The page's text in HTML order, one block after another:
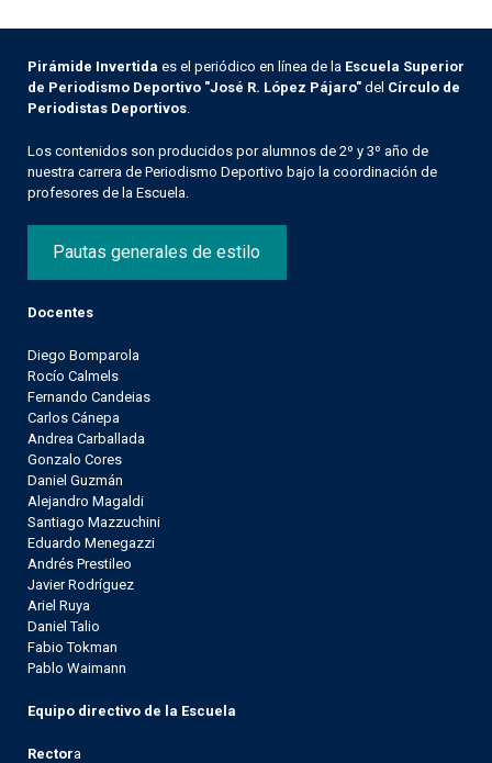
Pirámide Invertida es el periódico en línea de la Escuela Superior
de Periodismo Deportivo "José R. López Pájaro" del Círculo de
Periodistas Deportivos.
Los contenidos son producidos por alumnos de 2º y 3º año de
nuestra carrera de Periodismo Deportivo bajo la coordinación de
profesores de la Escuela.
Pautas generales de estilo
Docentes
Diego Bomparola
Rocío Calmels
Fernando Candeias
Carlos Cánepa
Andrea Carballada
Gonzalo Cores
Daniel Guzmán
Alejandro Magaldi
Santiago Mazzuchini
Eduardo Menegazzi
Andrés Prestileo
Javier Rodríguez
Ariel Ruya
Daniel Talio
Fabio Tokman
Pablo Waimann
Equipo directivo de la Escuela
Rectora